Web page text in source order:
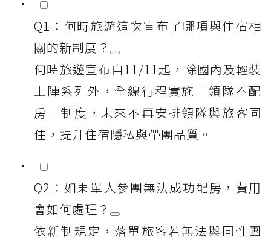
Q1：何時旅遊這次宣布了哪項與住宿相
關的新制度？
何時旅遊宣布自11/11起，除國內及輕裝
上陣系列外，全線行程實施「領隊不配
房」制度，未來不再安排領隊與旅客同
住，提升住宿隱私與帶團品質。
Q2：如果單人參團無法成功配房，費用
會如何處理？
依新制規定，落單旅客若無法與同性團